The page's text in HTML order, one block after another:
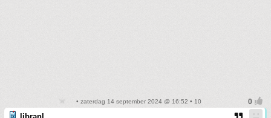
• zaterdag 14 september 2024 @ 16:52 • 10